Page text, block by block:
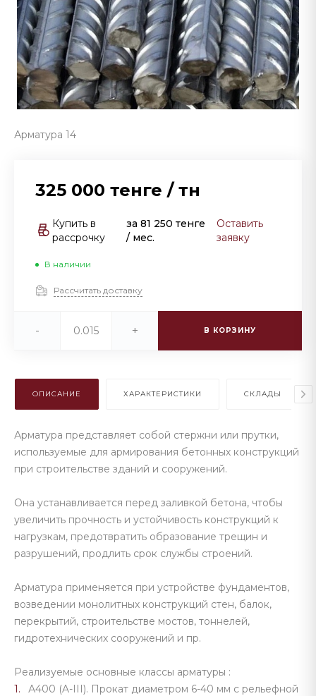
Арматура 14
325 000 тенге / тн
Купить в
рассрочку
за 81 250 тенге
/ мес.
Оставить
заявку
В наличии
Рассчитать доставку
- + В КОРЗИНУ
ОПИСАНИЕ ХАРАКТЕРИСТИКИ СКЛАДЫ
Арматура представляет собой стержни или прутки,
используемые для армирования бетонных конструкций
при строительстве зданий и сооружений.
Она устанавливается перед заливкой бетона, чтобы
увеличить прочность и устойчивость конструкций к
нагрузкам, предотвратить образование трещин и
разрушений, продлить срок службы строений.
Арматура применяется при устройстве фундаментов,
возведении монолитных конструкций стен, балок,
перекрытий, строительстве мостов, тоннелей,
гидротехнических сооружений и пр.
Реализуемые основные классы арматуры :
А400 (A-III). Прокат диаметром 6-40 мм с рельефной